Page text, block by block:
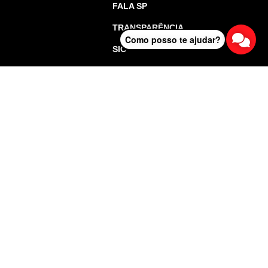
FALA SP
TRANSPARÊNCIA
SIC
Como posso te ajudar?